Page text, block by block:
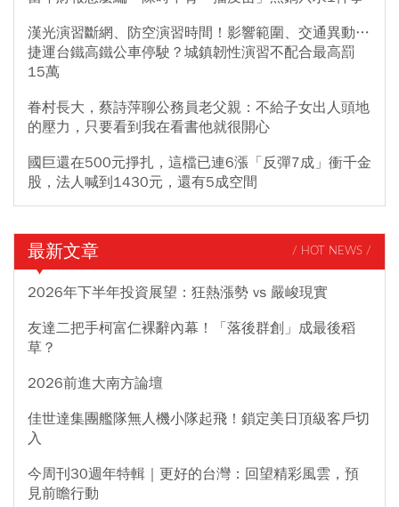
漢光演習斷網、防空演習時間！影響範圍、交通異動…
捷運台鐵高鐵公車停駛？城鎮韌性演習不配合最高罰
15萬
眷村長大，蔡詩萍聊公務員老父親：不給子女出人頭地
的壓力，只要看到我在看書他就很開心
國巨還在500元掙扎，這檔已連6漲「反彈7成」衝千金
股，法人喊到1430元，還有5成空間
最新文章 / HOT NEWS /
2026年下半年投資展望：狂熱漲勢 vs 嚴峻現實
友達二把手柯富仁裸辭內幕！「落後群創」成最後稻
草？
2026前進大南方論壇
佳世達集團艦隊無人機小隊起飛！鎖定美日頂級客戶切
入
今周刊30週年特輯｜更好的台灣：回望精彩風雲，預
見前瞻行動